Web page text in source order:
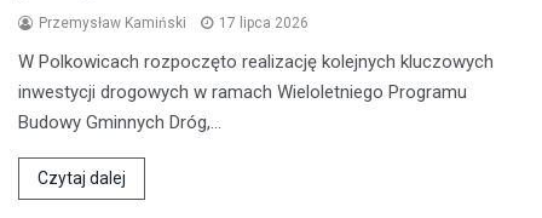
Przemysław Kamiński 17 lipca 2026
W Polkowicach rozpoczęto realizację kolejnych kluczowych
inwestycji drogowych w ramach Wieloletniego Programu
Budowy Gminnych Dróg,…
Czytaj dalej